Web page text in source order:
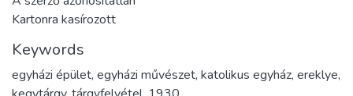
Kartonra kasírozott
Keywords
egyházi épület, egyházi művészet, katolikus egyház, ereklye,